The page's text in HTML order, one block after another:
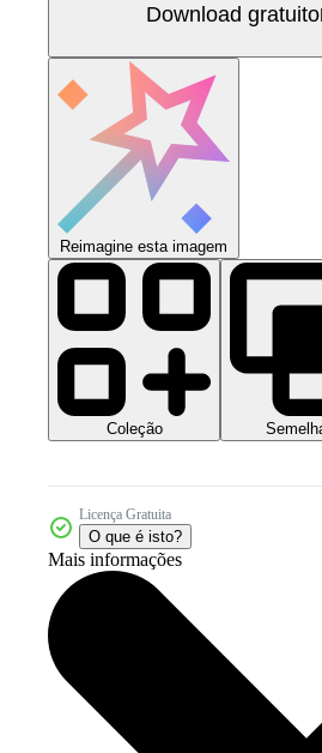
Download gratuito
Reimagine esta imagem
Coleção
Licença Gratuita
O que é isto?
Mais informações